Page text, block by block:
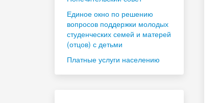
Единое окно по решению
вопросов поддержки молодых
студенческих семей и матерей
(отцов) с детьми
Платные услуги населению